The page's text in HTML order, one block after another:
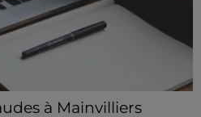
à Mainvilliers